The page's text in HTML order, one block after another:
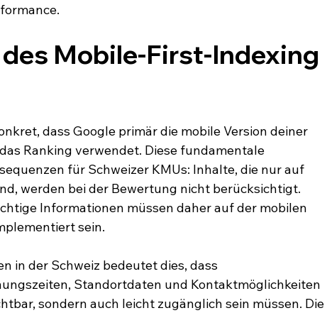
Mobile-First-Indexing
dass Google primär die mobile Version deiner
Ranking verwendet. Diese fundamentale
für Schweizer KMUs: Inhalte, die nur auf
werden bei der Bewertung nicht berücksichtigt.
Informationen müssen daher auf der mobilen
sein.
in der Schweiz bedeutet dies, dass
Standortdaten und Kontaktmöglichkeiten
sondern auch leicht zugänglich sein müssen. Die